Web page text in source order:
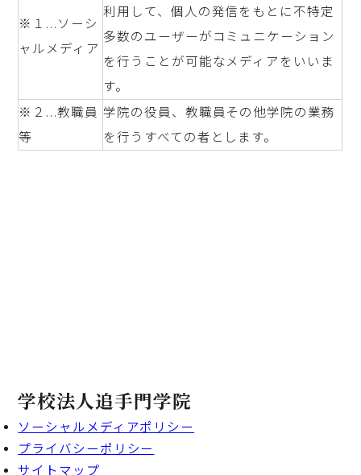
※１…ソーシ
ャルメディア
利用して、個人の発信をもとに不特定
多数のユーザーがコミュニケーション
を行うことが可能なメディアをいいま
す。
※２…教職員
等
学院の役員、教職員その他学院の業務
を行うすべての者とします。
学校法人追手門学院
ソーシャルメディアポリシー
プライバシーポリシー
サイトマップ